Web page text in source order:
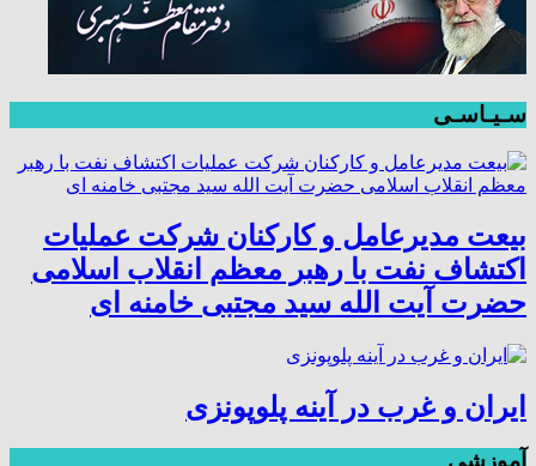
سـیـاسـی
بیعت مدیرعامل و کارکنان شرکت عملیات
اکتشاف نفت با رهبر معظم انقلاب اسلامی
حضرت آیت الله سید مجتبی خامنه ای
ایران و غرب در آینه پلوپونزی
آموزشی